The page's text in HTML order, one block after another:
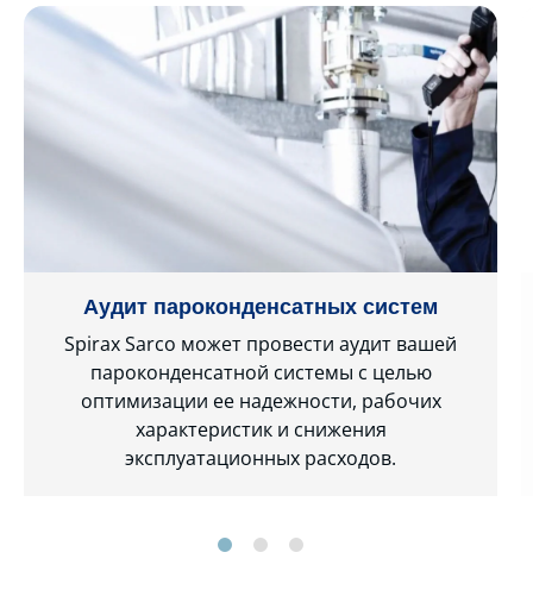
Аудит пароконденсатных систем
Spirax Sarco может провести аудит вашей
пароконденсатной системы с целью
оптимизации ее надежности, рабочих
характеристик и снижения
эксплуатационных расходов.